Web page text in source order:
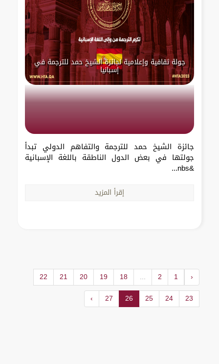
جولة ثقافية وإعلامية لجائزة الشيخ حمد للترجمة في
إسبانيا
جائزة الشيخ حمد للترجمة والتفاهم الدولي تبدأ
جولتها في بعض الدول الناطقة باللغة الإسبانية
&nbs...
إقرأ المزيد
‹
1
2
...
18
19
20
21
22
23
24
25
26
27
›